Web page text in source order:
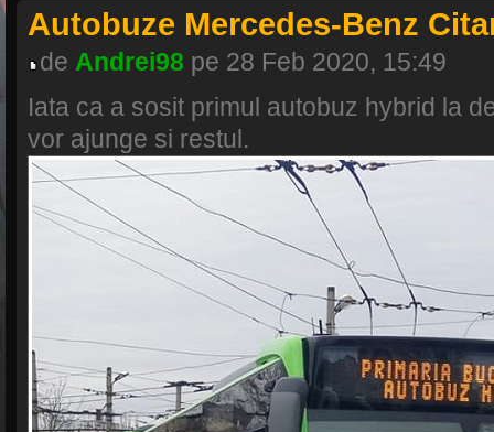
Autobuze Mercedes-Benz
de Andrei98 pe 28 Feb 2020, 15:49
Iata ca a sosit primul autobuz hybrid la
vor ajunge si restul.